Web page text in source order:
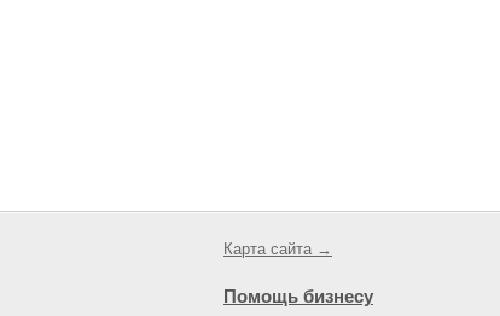
Карта сайта →
Помощь бизнесу